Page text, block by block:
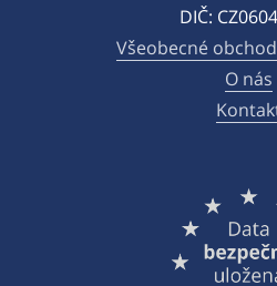
DIČ:
Všeobecné
O nás